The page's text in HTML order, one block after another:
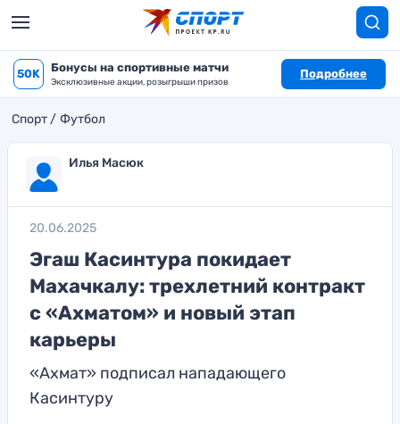
50K Бонусы на спортивные матчи
Эксклюзивные акции, розыгрыши призов
Подробнее
Спорт Футбол
Илья Масюк
20.06.2025
Эгаш Касинтура покидает
Махачкалу: трехлетний контракт
с «Ахматом» и новый этап
карьеры
«Ахмат» подписал нападающего
Касинтуру